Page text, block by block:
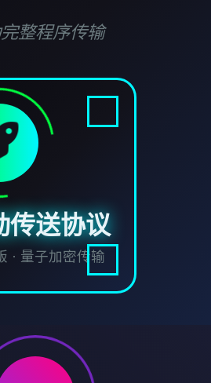
整程序传输
传送协议
· 量子加密传输